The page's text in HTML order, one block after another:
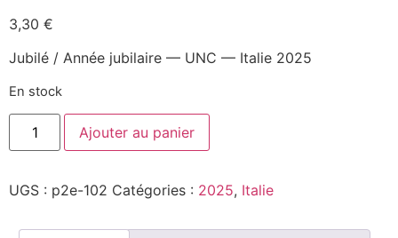
3,30 €
Jubilé / Année jubilaire — UNC — Italie 2025
En stock
Ajouter au panier
UGS : p2e-102 Catégories : 2025, Italie